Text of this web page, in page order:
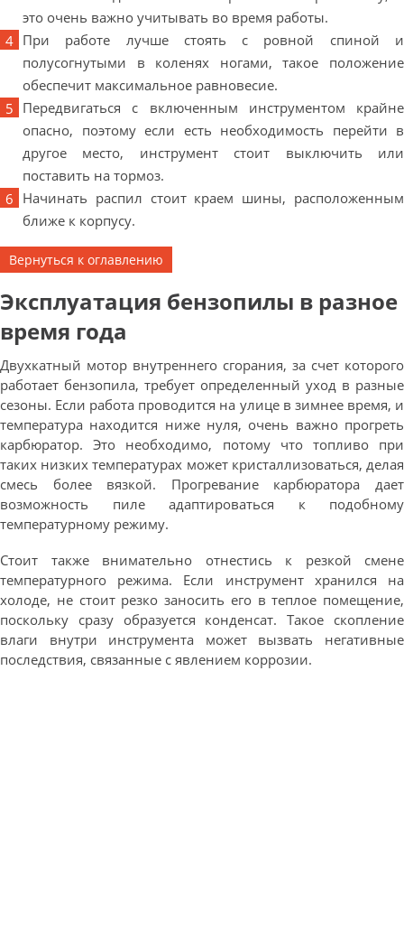
это очень важно учитывать во время работы.
При работе лучше стоять с ровной спиной и
полусогнутыми в коленях ногами, такое положение
обеспечит максимальное равновесие.
Передвигаться с включенным инструментом крайне
опасно, поэтому если есть необходимость перейти в
другое место, инструмент стоит выключить или
поставить на тормоз.
Начинать распил стоит краем шины, расположенным
ближе к корпусу.
Вернуться к оглавлению
Эксплуатация бензопилы в разное
время года
Двухкатный мотор внутреннего сгорания, за счет которого
работает бензопила, требует определенный уход в разные
сезоны. Если работа проводится на улице в зимнее время, и
температура находится ниже нуля, очень важно прогреть
карбюратор. Это необходимо, потому что топливо при
таких низких температурах может кристаллизоваться, делая
смесь более вязкой. Прогревание карбюратора дает
возможность пиле адаптироваться к подобному
температурному режиму.
Стоит также внимательно отнестись к резкой смене
температурного режима. Если инструмент хранился на
холоде, не стоит резко заносить его в теплое помещение,
поскольку сразу образуется конденсат. Такое скопление
влаги внутри инструмента может вызвать негативные
последствия, связанные с явлением коррозии.